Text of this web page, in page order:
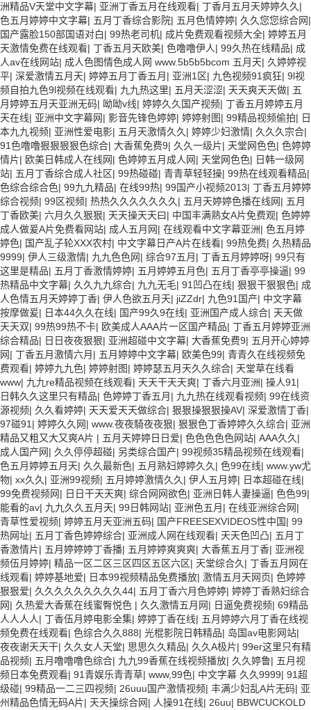
洲精品V天堂中文字幕| 亚洲丁香五月在线观看| 丁香月五月天婷婷久久 |
色五月婷婷中文字幕| 五月丁香综合影院| 五月色情婷婷| 久久您您综合网|
国产露脸150部国语对白| 99热老司机| 成片免费观看视频大全| 婷婷五月
天激情免费在线观看| 丁香五月天欧美| 色噜噜伊人| 99久热在线精品| 成
人av在线网站| 成人色图情色成人网 www.5b5b5bcom 五月天| 久婷婷视
平| 深爱激情五月天| 婷婷五月丁香五月 | 亚洲1区| 九色视频91疯狂| 9l视
频自拍九色9l视频在线观看| 九九热这里| 五月天涩涩| 天天爽天天做| 五
月婷婷五月天亚洲无码| 呦呦v线| 婷婷久久国产视频| 丁香五月婷婷五月
天在线| 亚洲中文字幕网| 影音先锋色婷婷| 婷婷射图| 99精品视频偷拍| 日
本九九视频| 亚洲性爱电影| 五月天激情久久 | 婷婷少妇激情| 久久久宗合|
91色噜噜狠狠狠狠色综合| 大香蕉免费9| 久久一级片| 天堂网色色| 色婷婷
情片| 欧美日韩成人在线网| 色婷婷五月成人网| 天堂网色色| 日韩一级网
站| 五月丁香综合成人社区| 99热碰碰| 青青草轻轻操| 99热在线观看精品|
色综合综合色| 99九九精品| 在线99热| 99国产小视频2013| 丁香五月婷婷
综合视频| 99区视频| 热热久久久久久久久 | 五月天婷婷色播在线网| 五月
丁香欧美| 六月久久狠狠| 天天操天天曰| 中国丰满熟女A片免费观| 色婷婷
成人做爰A片免费看网站| 成人五月网| 在线观看中文字幕亚洲| 色五月婷
婷色| 国产乱子轮XXX农村| 中文字幕日产A片在线看| 99热免费| 久热精品
9999| 伊人三级激情| 九九色色网| 综合97五月 | 丁香五月婷婷呀| 99只有
这里是精品| 五月丁香激情婷婷| 五月婷婷五月色| 五月丁香亭亭操逼| 99
热精品中文字幕| 久久九九综合| 九九无毛| 91凹凸在线| 狠狠干狠狠色| 成
人色情五月天婷婷丁香| 伊人色欲五月天| jiZZdr| 九色91国产| 中文字幕
按摩做爰| 日本44久久在线| 国产99久9在线| 亚洲国产成人综合| 天天做
天天双| 99热99热不卡| 欧美成人AAA片一区国产精品| 丁香五月婷婷亚洲
综合精品| 日日夜夜狠狠| 亚洲超碰中文字幕| 大香蕉免费9| 五月开心婷婷
网| 丁香五月激情六月 | 五月婷婷中文字幕| 欧美色99| 青青久在线视频免
费观看| 婷婷九九色| 婷婷射图| 婷婷瑟五月天久久综合| 天堂草在线看
www| 九九re精品视频在线观看| 天天干天天爽| 丁香六月亚洲| 操人91 |
日韩久久这里只有精品| 色婷婷丁香五月 | 九九热在线观看视频| 99在线资
源视频| 久久看婷婷| 天天爱天天做综合| 狠狠操狠狠操AV| 深爱激情丁香|
97碰91 | 婷婷久久网| www.夜夜騎夜夜狠| 狠狠色丁香婷婷久久综合| 亚洲
精品又粗又大又爽A片 | 五月天婷婷日日爱| 色色色色色网站| AAA久久 |
成人国产网| 久久停停超碰| 另类综合国产| 99视频35精品视频在线观看|
色五月婷婷五月天| 久久最新色| 五月熟妇婷婷久久 | 色99在线| www.yw尤
物| xx久久 | 亚洲99视频| 五月婷婷激情久久 | 伊人五月婷| 日本超碰在线|
99免费视频网| 日日干天天爽| 综合网网欲色| 亚洲日韩人妻操逼| 色色99|
能看的av| 九九久久五月天| 99日韩网站| 亚洲色五月 | 在线亚洲综合网|
青草性爱视频| 婷婷五月天亚洲五码| 国产FREESEXVIDEOS性中国| 99
热网址| 五月丁香色婷婷综合| 亚洲成人网在线观看| 天天色凹凸| 五月丁
香激情片| 五月婷婷婷丁香播| 五月婷婷爽爽爽| 大香蕉五月丁香| 亚洲视
频伍月婷婷| 精品一区二区三区四区五区六区| 天堂综合久 | 丁香五月网在
线观看| 婷婷基地爱| 日本99视频精品免费播放| 激情五月天网页| 色婷婷
狠狠爱| 久久久久久久久久久44| 五月丁香六月色婷婷| 婷婷丁香熟妇综合
网| 久热爱大香蕉在线蜜臀悦色 | 久久激情五月网| 日逼免费视频| 69精品
人人人人| 丁香伍月婷电影全集| 婷婷丁香在线| 五月婷婷六月丁香在线视
频免费在线观看| 色综合久久888| 光棍影院日韩精品| 岛国av电影网站|
夜夜谢天天干| 久久女人天堂| 思思久久精品| 久久A极片| 99er这里只有精
品视频| 五月噜噜噜色综合| 九九99香蕉在线视频播放| 久久婷鲁| 五月视
频日本免费观看| 91青娱乐青青草| www,99色| 中文字幕 久久9999| 91超
级碰| 99精品一二三四视频| 26uuu国产激情视频| 丰满少妇乱A片无码| 亚
州精品色情无码A片| 天天操综合网| 人操91在线| 26uu| BBWCUCKOLD